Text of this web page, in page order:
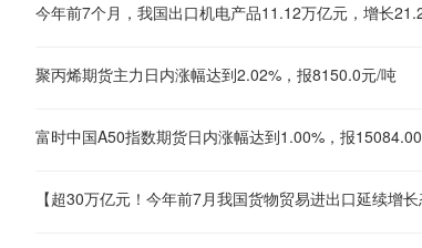
聚丙烯期货主力日内涨幅达到2.02%，报8150.0元/吨
富时中国A50指数期货日内涨幅达到1.00%，报15084.00